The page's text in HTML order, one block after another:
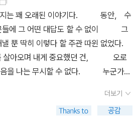
기하는 건 귀기울여보고 싶다는.사순기
기도하고 좀 더... 라는 건 생각뿐. 아, 미칠
않아.
다. 완소출판사 RHK 에서 새로 나오는
이다. 두꺼운 스릴러 시리즈물 덕후 출판
물은 독보적이다. GOLD 시리즈로 새롭
가치 UP! 탐정, 혹은 탐정 소
다> 국내 저자가 쓴 탐정소설에 관한 재
, 제목도 생각 안 나고 신간에도 안 나온
시노 게이고의 '나미야 잡화점의 기적'
것처럼 미미여사도 그녀의 집 안 어딘가
내는 외계인'이라도 붙잡아 놓은 것은 아
좋고, 너무 괴기스럽지도 않고, 뒷얘기가
게 만드는 마력이 있는 작품! 3. 소울케
진한 부성애가 가슴을 아프게 만드는 슬
없었던 얘기들을 글로 읽을 수 있어 좋았
마지않는 입장에서 히메카와와 주변
꽤 오래된 이야기다. 동안， 수
문들에 그 어떤 대답도 할 수 없이 그
뿐 딱히 이렇다 할 주관 따윈 없었다.
살아오며 내게 중요했던 건, 오로
음을 나는 무시할 수 없다. 누군가의
며 수 천번도 더한 스스로에 대한 자
다시, 타인의 그림자를 쫓는다. 모방과
더보기